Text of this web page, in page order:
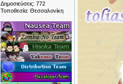
Δημοσιεύσεις: 772
Τοποθεσία: Θεσσαλονίκη